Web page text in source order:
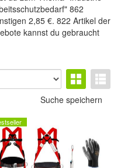
862
2,85 €. 822 Artikel der
kannst du gebraucht
Suche speichern